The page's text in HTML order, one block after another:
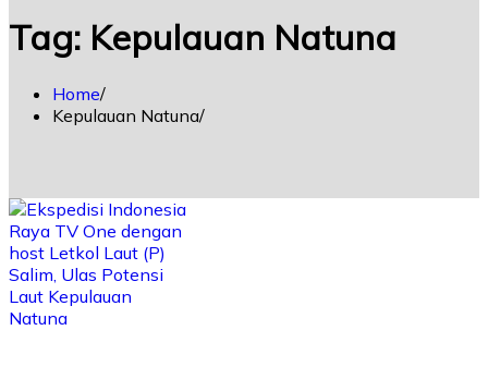
Tag: Kepulauan Natuna
Home
Kepulauan Natuna